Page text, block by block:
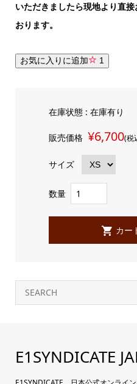
いただきましたら現地より直
おります。
お気に入りに追加 1
在庫状態 : 在庫有り
販売価格 ¥6,700(税
サイズ
数量
E1SYNDICATE